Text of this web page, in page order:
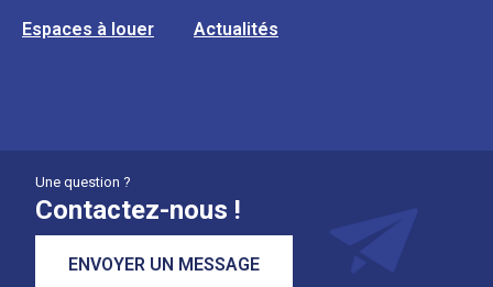
Espaces à louer Actualités
Une question ?
Contactez-nous !
ENVOYER UN MESSAGE